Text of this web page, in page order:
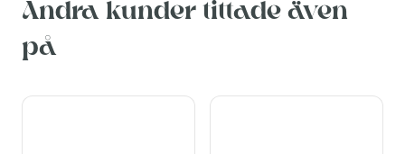
Andra kunder tittade även
på